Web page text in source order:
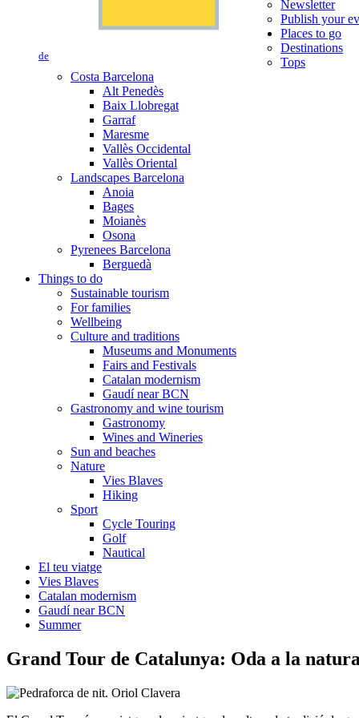
de
Newsletter
Publish your
Places to go
Destinations
Tops
Costa Barcelona
Alt Penedès
Baix Llobregat
Garraf
Maresme
Vallès Occidental
Vallès Oriental
Landscapes Barcelona
Anoia
Bages
Moianès
Osona
Pyrenees Barcelona
Berguedà
Things to do
Sustainable tourism
For families
Wellbeing
Culture and traditions
Museums and Monuments
Fairs and Festivals
Catalan modernism
Gaudí near BCN
Gastronomy and wine tourism
Gastronomy
Wines and Wineries
Sun and beaches
Nature
Vies Blaves
Hiking
Sport
Cycle Touring
Golf
Nautical
El teu viatge
Vies Blaves
Catalan modernism
Gaudí near BCN
Summer
Grand Tour de Catalunya: Oda a la